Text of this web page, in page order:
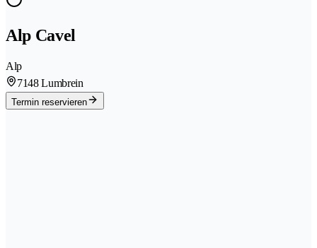
Alp Cavel
Alp
7148 Lumbrein
Termin reservieren